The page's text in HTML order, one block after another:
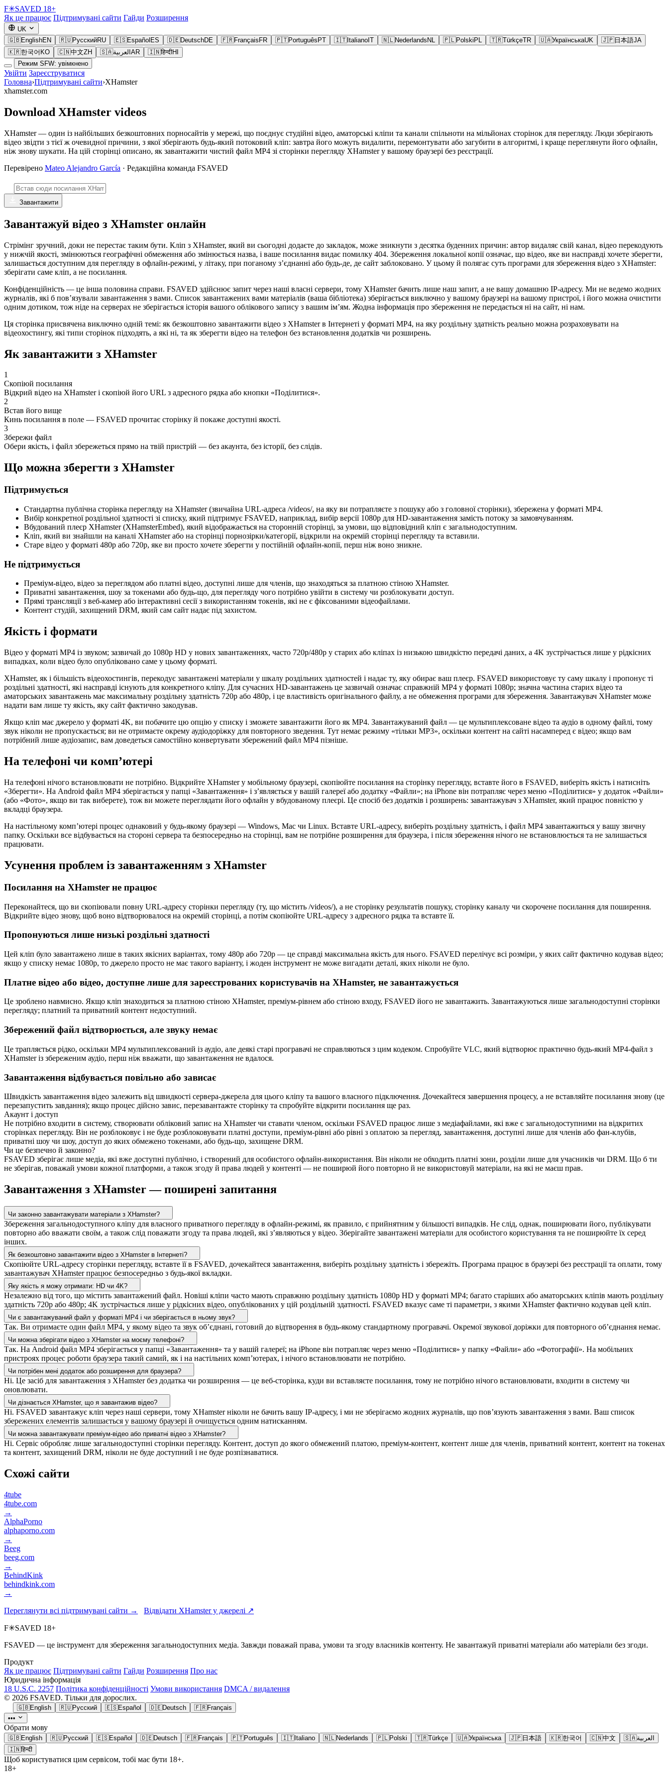
F✳SAVED 18+
Як це працює Підтримувані сайти Гайди Розширення
UK
🇬🇧EnglishEN 🇷🇺РусскийRU 🇪🇸Español ES 🇩🇪DeutschDE 🇫🇷Français FR 🇵🇹Português PT 🇮🇹Italiano IT 🇳🇱Nederlands NL 🇵🇱Polski PL 🇹🇷TürkçeTR 🇺🇦УкраїнськаUK 🇯🇵日本語JA
🇰🇷한국어 KO 🇨🇳中文ZH 🇸🇦العربية AR 🇮🇳हिन्दीHI
Режим SFW: увімкнено
Увійти Зареєструватися
Головна›Підтримувані сайти›XHamster
xhamster.com
Download XHamster videos
XHamster — один із найбільших безкоштовних порносайтів у мережі, що поєднує студійні відео, аматорські кліпи та канали спільноти на мільйонах сторінок для перегляду. Люди зберігають
відео звідти з тієї ж очевидної причини, з якої зберігають будь-який потоковий кліп: завтра його можуть видалити, перемонтувати або загубити в алгоритмі, і краще переглянути його офлайн,
ніж знову шукати. На цій сторінці описано, як завантажити чистий файл MP4 зі сторінки перегляду XHamster у вашому браузері без реєстрації.
Перевірено Mateo Alejandro García · Редакційна команда FSAVED
Завантажити
Завантажуй відео з XHamster онлайн
Стрімінг зручний, доки не перестає таким бути. Кліп з XHamster, який ви сьогодні додаєте до закладок, може зникнути з десятка буденних причин: автор видаляє свій канал, відео перекодують
у нижчій якості, змінюються географічні обмеження або змінюється назва, і ваше посилання видає помилку 404. Збереження локальної копії означає, що відео, яке ви насправді хочете зберегти,
залишається доступним для перегляду в офлайн-режимі, у літаку, при поганому з’єднанні або будь-де, де сайт заблоковано. У цьому й полягає суть програми для збереження відео з XHamster:
зберігати саме кліп, а не посилання.
Конфіденційність — це інша половина справи. FSAVED здійснює запит через наші власні сервери, тому XHamster бачить лише наш запит, а не вашу домашню IP-адресу. Ми не ведемо жодних
журналів, які б пов’язували завантаження з вами. Список завантажених вами матеріалів (ваша бібліотека) зберігається виключно у вашому браузері на вашому пристрої, і його можна очистити
одним дотиком, тож ніде на серверах не зберігається історія вашого облікового запису з вашим ім’ям. Жодна інформація про збереження не передається ні на сайт, ні нам.
Ця сторінка присвячена виключно одній темі: як безкоштовно завантажити відео з XHamster в Інтернеті у форматі MP4, на яку роздільну здатність реально можна розраховувати на
відеохостингу, які типи сторінок підходять, а які ні, та як зберегти відео на телефон без встановлення додатків чи розширень.
Як завантажити з XHamster
1
Скопіюй посилання
Відкрий відео на XHamster і скопіюй його URL з адресного рядка або кнопки «Поділитися».
2
Встав його вище
Кинь посилання в поле — FSAVED прочитає сторінку й покаже доступні якості.
3
Збережи файл
Обери якість, і файл збережеться прямо на твій пристрій — без акаунта, без історії, без слідів.
Що можна зберегти з XHamster
Підтримується
Стандартна публічна сторінка перегляду на XHamster (звичайна URL-адреса /videos/, на яку ви потрапляєте з пошуку або з головної сторінки), збережена у форматі MP4.
Вибір конкретної роздільної здатності зі списку, який підтримує FSAVED, наприклад, вибір версії 1080p для HD-завантаження замість потоку за замовчуванням.
Вбудований плеєр XHamster (XHamsterEmbed), який відображається на сторонній сторінці, за умови, що відповідний кліп є загальнодоступним.
Кліп, який ви знайшли на каналі XHamster або на сторінці порнозірки/категорії, відкрили на окремій сторінці перегляду та вставили.
Старе відео у форматі 480p або 720p, яке ви просто хочете зберегти у постійній офлайн-копії, перш ніж воно зникне.
Не підтримується
Преміум-відео, відео за переглядом або платні відео, доступні лише для членів, що знаходяться за платною стіною XHamster.
Приватні завантаження, шоу за токенами або будь-що, для перегляду чого потрібно увійти в систему чи розблокувати доступ.
Прямі трансляції з веб-камер або інтерактивні сесії з використанням токенів, які не є фіксованими відеофайлами.
Контент студій, захищений DRM, який сам сайт надає під захистом.
Якість і формати
Відео у форматі MP4 із звуком; зазвичай до 1080p HD у нових завантаженнях, часто 720p/480p у старих або кліпах із низькою швидкістю передачі даних, а 4K зустрічається лише у рідкісних
випадках, коли відео було опубліковано саме у цьому форматі.
XHamster, як і більшість відеохостингів, перекодує завантажені матеріали у шкалу роздільних здатностей і надає ту, яку обирає ваш плеєр. FSAVED використовує ту саму шкалу і пропонує ті
роздільні здатності, які насправді існують для конкретного кліпу. Для сучасних HD-завантажень це зазвичай означає справжній MP4 у форматі 1080p; значна частина старих відео та
аматорських завантажень має максимальну роздільну здатність 720p або 480p, і це властивість оригінального файлу, а не обмеження програми для збереження. Завантажувач XHamster може
надати вам лише ту якість, яку сайт фактично закодував.
Якщо кліп має джерело у форматі 4K, ви побачите цю опцію у списку і зможете завантажити його як MP4. Завантажуваний файл — це мультиплексоване відео та аудіо в одному файлі, тому
звук ніколи не пропускається; ви не отримаєте окрему аудіодоріжку для повторного зведення. Тут немає режиму «тільки MP3», оскільки контент на сайті насамперед є відео; якщо вам
потрібний лише аудіозапис, вам доведеться самостійно конвертувати збережений файл MP4 пізніше.
На телефоні чи комп’ютері
На телефоні нічого встановлювати не потрібно. Відкрийте XHamster у мобільному браузері, скопіюйте посилання на сторінку перегляду, вставте його в FSAVED, виберіть якість і натисніть
«Зберегти». На Android файл MP4 зберігається у папці «Завантаження» і з’являється у вашій галереї або додатку «Файли»; на iPhone він потрапляє через меню «Поділитися» у додаток «Файли»
(або «Фото», якщо ви так виберете), тож ви можете переглядати його офлайн у вбудованому плеєрі. Це спосіб без додатків і розширень: завантажувач з XHamster, який працює повністю у
вкладці браузера.
На настільному комп’ютері процес однаковий у будь-якому браузері — Windows, Mac чи Linux. Вставте URL-адресу, виберіть роздільну здатність, і файл MP4 завантажиться у вашу звичну
папку. Оскільки все відбувається на стороні сервера та безпосередньо на сторінці, вам не потрібне розширення для браузера, і після збереження нічого не встановлюється та не залишається
працювати.
Усунення проблем із завантаженням з XHamster
Посилання на XHamster не працює
Переконайтеся, що ви скопіювали повну URL-адресу сторінки перегляду (ту, що містить /videos/), а не сторінку результатів пошуку, сторінку каналу чи скорочене посилання для поширення.
Відкрийте відео знову, щоб воно відтворювалося на окремій сторінці, а потім скопіюйте URL-адресу з адресного рядка та вставте її.
Пропонуються лише низькі роздільні здатності
Цей кліп було завантажено лише в таких якісних варіантах, тому 480p або 720p — це справді максимальна якість для нього. FSAVED перелічує всі розміри, у яких сайт фактично кодував відео;
якщо у списку немає 1080p, то джерело просто не має такого варіанту, і жоден інструмент не може вигадати деталі, яких ніколи не було.
Платне відео або відео, доступне лише для зареєстрованих користувачів на XHamster, не завантажується
Це зроблено навмисно. Якщо кліп знаходиться за платною стіною XHamster, преміум-рівнем або стіною входу, FSAVED його не завантажить. Завантажуються лише загальнодоступні сторінки
перегляду; платний та приватний контент недоступний.
Збережений файл відтворюється, але звуку немає
Це трапляється рідко, оскільки MP4 мультиплексований із аудіо, але деякі старі програвачі не справляються з цим кодеком. Спробуйте VLC, який відтворює практично будь-який MP4-файл з
XHamster із збереженим аудіо, перш ніж вважати, що завантаження не вдалося.
Завантаження відбувається повільно або зависає
Швидкість завантаження відео залежить від швидкості сервера-джерела для цього кліпу та вашого власного підключення. Дочекайтеся завершення процесу, а не вставляйте посилання знову (це
перезапустить завдання); якщо процес дійсно завис, перезавантажте сторінку та спробуйте відкрити посилання ще раз.
Акаунт і доступ
Не потрібно входити в систему, створювати обліковий запис на XHamster чи ставати членом, оскільки FSAVED працює лише з медіафайлами, які вже є загальнодоступними на відкритих
сторінках перегляду. Він не розблоковує і не буде розблоковувати платні доступи, преміум-рівні або рівні з оплатою за перегляд, завантаження, доступні лише для членів або фан-клубів,
приватні шоу чи шоу, доступ до яких обмежено токенами, або будь-що, захищене DRM.
Чи це безпечно й законно?
FSAVED зберігає лише медіа, які вже доступні публічно, і створений для особистого офлайн-використання. Він ніколи не обходить платні зони, розділи лише для учасників чи DRM. Що б ти
не зберігав, поважай умови кожної платформи, а також згоду й права людей у контенті — не поширюй його повторно й не використовуй матеріали, на які не маєш прав.
Завантаження з XHamster — поширені запитання
Чи законно завантажувати матеріали з XHamster?
Збереження загальнодоступного кліпу для власного приватного перегляду в офлайн-режимі, як правило, є прийнятним у більшості випадків. Не слід, однак, поширювати його, публікувати
повторно або вважати своїм, а також слід поважати згоду та права людей, які з’являються у відео. Зберігайте завантажені матеріали для особистого користування та не поширюйте їх серед
інших.
Як безкоштовно завантажити відео з XHamster в Інтернеті?
Скопіюйте URL-адресу сторінки перегляду, вставте її в FSAVED, дочекайтеся завантаження, виберіть роздільну здатність і збережіть. Програма працює в браузері без реєстрації та оплати, тому
завантажувач XHamster працює безпосередньо з будь-якої вкладки.
Яку якість я можу отримати: HD чи 4K?
Незалежно від того, що містить завантажений файл. Новіші кліпи часто мають справжню роздільну здатність 1080p HD у форматі MP4; багато старіших або аматорських кліпів мають роздільну
здатність 720p або 480p; 4K зустрічається лише у рідкісних відео, опублікованих у цій роздільній здатності. FSAVED вказує саме ті параметри, з якими XHamster фактично кодував цей кліп.
Чи є завантажуваний файл у форматі MP4 і чи зберігається в ньому звук?
Так. Ви отримаєте один файл MP4, у якому відео та звук об’єднані, готовий до відтворення в будь-якому стандартному програвачі. Окремої звукової доріжки для повторного об’єднання немає.
Чи можна зберігати відео з XHamster на моєму телефоні?
Так. На Android файл MP4 зберігається у папці «Завантаження» та у вашій галереї; на iPhone він потрапляє через меню «Поділитися» у папку «Файли» або «Фотографії». На мобільних
пристроях процес роботи браузера такий самий, як і на настільних комп’ютерах, і нічого встановлювати не потрібно.
Чи потрібен мені додаток або розширення для браузера?
Ні. Це засіб для завантаження з XHamster без додатка чи розширення — це веб-сторінка, куди ви вставляєте посилання, тому не потрібно нічого встановлювати, входити в систему чи
оновлювати.
Чи дізнається XHamster, що я завантажив відео?
Ні. FSAVED завантажує кліп через наші сервери, тому XHamster ніколи не бачить вашу IP-адресу, і ми не зберігаємо жодних журналів, що пов’язують завантаження з вами. Ваш список
збережених елементів залишається у вашому браузері й очищується одним натисканням.
Чи можна завантажувати преміум-відео або приватні відео з XHamster?
Ні. Сервіс обробляє лише загальнодоступні сторінки перегляду. Контент, доступ до якого обмежений платою, преміум-контент, контент лише для членів, приватний контент, контент на токенах
та контент, захищений DRM, ніколи не буде доступний і не буде розпізнаватися.
Схожі сайти
4tube
4tube.com
→
AlphaPorno
alphaporno.com
→
Beeg
beeg.com
→
BehindKink
behindkink.com
→
Переглянути всі підтримувані сайти → Відвідати XHamster у джерелі ↗
F✳SAVED 18+
FSAVED — це інструмент для збереження загальнодоступних медіа. Завжди поважай права, умови та згоду власників контенту. Не завантажуй приватні матеріали або матеріали без згоди.
Продукт
Як це працює Підтримувані сайти Гайди Розширення Про нас
Юридична інформація
18 U.S.C. 2257 Політика конфіденційності Умови використання DMCA / видалення
© 2026 FSAVED. Тільки для дорослих.
🇬🇧English 🇷🇺Русский 🇪🇸Español 🇩🇪Deutsch 🇫🇷Français
•••
Обрати мову
🇬🇧English 🇷🇺Русский 🇪🇸Español 🇩🇪Deutsch 🇫🇷Français 🇵🇹Português 🇮🇹Italiano 🇳🇱Nederlands 🇵🇱Polski 🇹🇷Türkçe 🇺🇦Українська 🇯🇵日本語 🇰🇷한국어 🇨🇳中文 🇸🇦العربية
🇮🇳हिन्दी
Щоб користуватися цим сервісом, тобі має бути 18+.
18+